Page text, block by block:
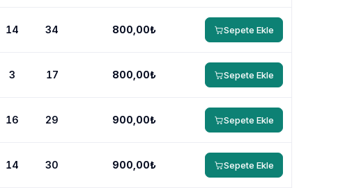
14 34 800,00₺ Sepete Ekle
3 17 800,00₺ Sepete Ekle
16 29 900,00₺ Sepete Ekle
14 30 900,00₺ Sepete Ekle